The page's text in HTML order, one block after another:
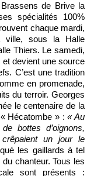
spécialités 100%
chaque mardi,
ville, sous la Halle
Thiers. Le samedi,
devient une source
C’est une tradition
en promenade,
du terroir. Georges
le centenaire de la
« Hécatombe » :« Au
bottes d’oignons,
un jour le
les gaillards à tel
chanteur. Tous les
sont présents :